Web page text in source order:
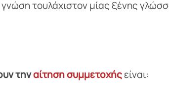
τουλάχιστον μίας ξένης
τηναίτηση συμμετοχήςείναι: